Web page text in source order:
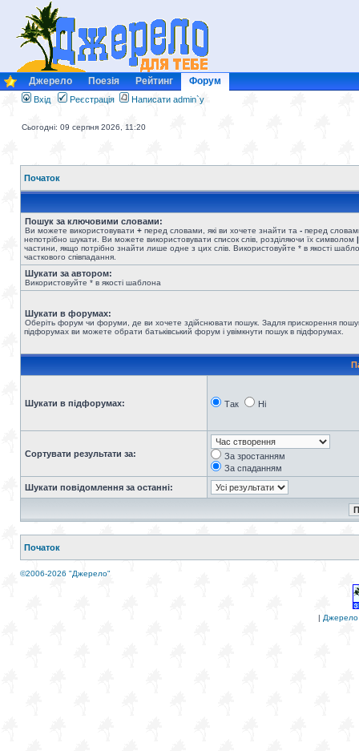
Джерело Поезія Рейтинг Форум
Вхід Реєстрація Написати admin`у
Сьогодні: 09 серпня 2026, 11:20
Початок
Пошук за ключовими словами:
Ви можете використовувати + перед словами, які ви хочете знайти та - перед
непотрібно шукати. Ви можете використовувати список слів, розділяючи їх символом |
частини, якщо потрібно знайти лише одне з цих слів. Використовуйте * в якості
часткового співпадання.
Шукати за автором:
Використовуйте * в якості шаблона
Шукати в форумах:
Оберіть форум чи форуми, де ви хочете здійснювати пошук. Задля прискорення
підфорумах ви можете обрати батьківський форум і увімкнути пошук в підфорумах.
Шукати в підфорумах: Так Ні
Сортувати результати за:
За зростанням
За спаданням
Шукати повідомлення за останні:
Початок
©2006-2026 "Джерело"
| Джерело